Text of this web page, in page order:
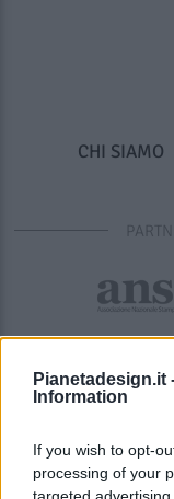
Pianetadesign.it
Information
If you wish to opt-
processing of your
CHI SIAMO